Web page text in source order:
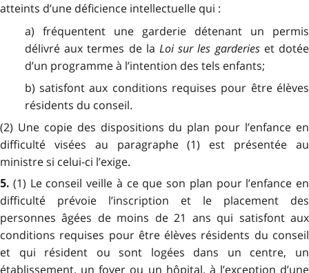
atteints d’une déficience intellectuelle qui :
a) fréquentent une garderie détenant un permis
délivré aux termes de la Loi sur les garderieset dotée
d’un programme à l’intention des tels enfants;
b) satisfont aux conditions requises pour être élèves
résidents du conseil.
(2) Une copie des dispositions du plan pour l’enfance en
difficulté visées au paragraphe (1) est présentée au
ministre si celui-ci l’exige.
5. (1) Le conseil veille à ce que son plan pour l’enfance en
difficulté prévoie l’inscription et le placement des
personnes âgées de moins de 21 ans qui satisfont aux
conditions requises pour être élèves résidents du conseil
et qui résident ou sont logées dans un centre, un
établissement, un foyer ou un hôpital, à l’exception d’une